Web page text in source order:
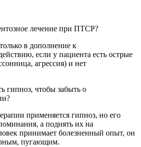
лечение при ПТСР?
в дополнение к
если у пациента есть острые
агрессия) и нет
гипноз, чтобы забыть о
применяется гипноз, но его
а поднять их на
принимает болезненный опыт, он
пугающим.